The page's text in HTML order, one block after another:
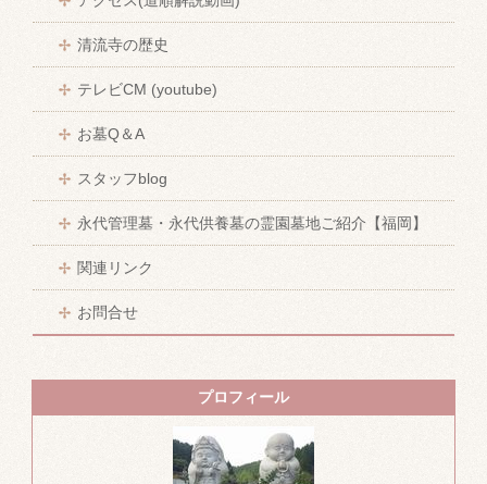
清流寺の歴史
テレビCM (youtube)
お墓Q＆A
スタッフblog
永代管理墓・永代供養墓の霊園墓地ご紹介【福岡】
関連リンク
お問合せ
プロフィール